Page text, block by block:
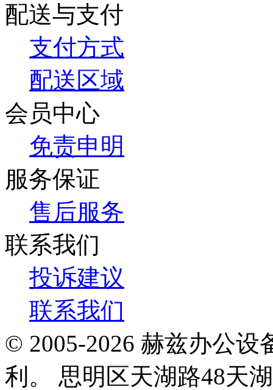
配送与支付
支付方式
配送区域
会员中心
免责申明
服务保证
售后服务
联系我们
投诉建议
联系我们
© 2005-2026 赫兹办公设
利。 思明区天湖路48天